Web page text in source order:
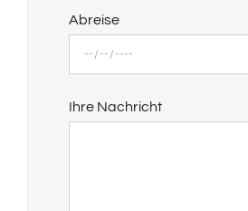
Abreise
Ihre Nachricht